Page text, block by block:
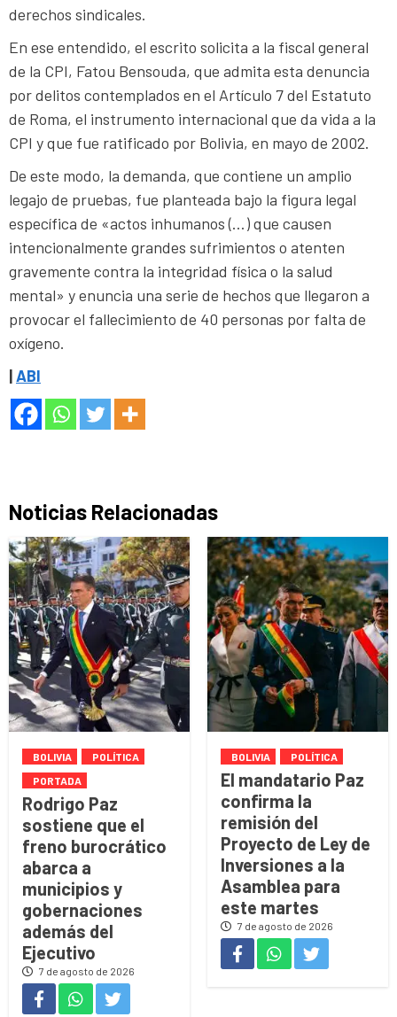
derechos sindicales.
En ese entendido, el escrito solicita a la fiscal general
de la CPI, Fatou Bensouda, que admita esta denuncia
por delitos contemplados en el Artículo 7 del Estatuto
de Roma, el instrumento internacional que da vida a la
CPI y que fue ratificado por Bolivia, en mayo de 2002.
De este modo, la demanda, que contiene un amplio
legajo de pruebas, fue planteada bajo la figura legal
específica de «actos inhumanos (…) que causen
intencionalmente grandes sufrimientos o atenten
gravemente contra la integridad física o la salud
mental» y enuncia una serie de hechos que llegaron a
provocar el fallecimiento de 40 personas por falta de
oxígeno.
|ABI
Noticias Relacionadas
BOLIVIA
POLÍTICA
PORTADA
Rodrigo Paz
sostiene que el
freno burocrático
abarca a
municipios y
gobernaciones
además del
Ejecutivo
7 de agosto de 2026
BOLIVIA POLÍTICA
El mandatario Paz
confirma la
remisión del
Proyecto de Ley de
Inversiones a la
Asamblea para
este martes
7 de agosto de 2026